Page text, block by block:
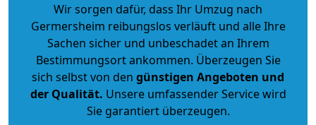
Wir sorgen dafür, dass Ihr Umzug nach
Germersheim reibungslos verläuft und alle Ihre
Sachen sicher und unbeschadet an Ihrem
Bestimmungsort ankommen. Überzeugen Sie
sich selbst von den günstigen Angeboten und
der Qualität. Unsere umfassender Service wird
Sie garantiert überzeugen.